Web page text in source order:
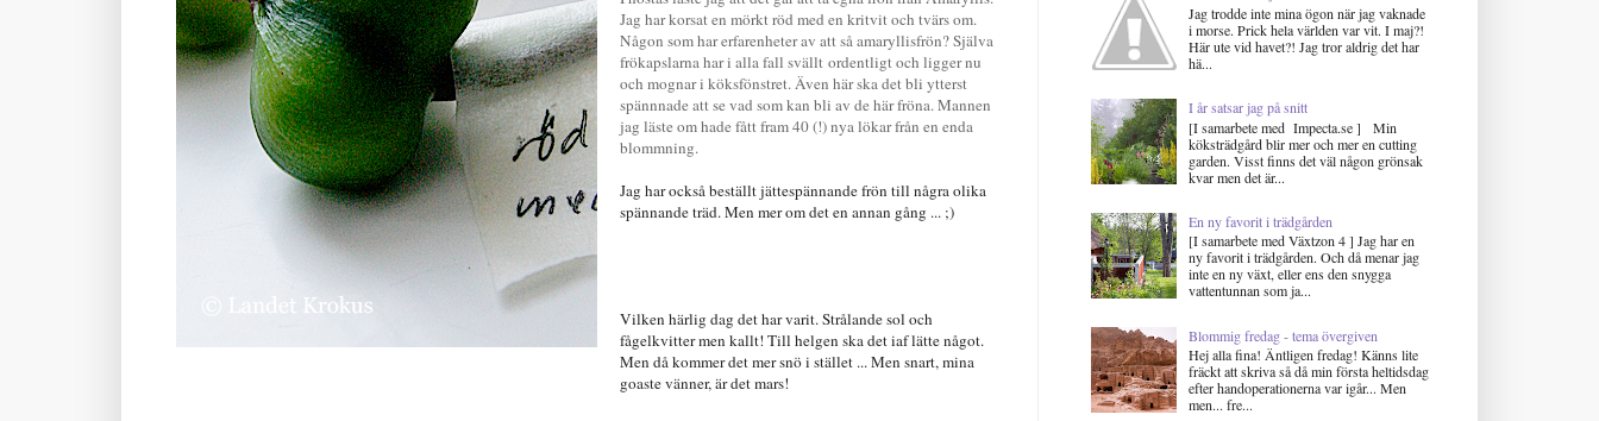
Jag har korsat en mörkt röd med en kritvit och tvärs om.
Någon som har erfarenheter av att så amaryllisfrön? Själva
frökapslarna har i alla fall svällt ordentligt och ligger nu
och mognar i köksfönstret. Även här ska det bli ytterst
spännnade att se vad som kan bli av de här fröna. Mannen
jag läste om hade fått fram 40 (!) nya lökar från en enda
blommning.
Jag har också beställt jättespännande frön till några olika
spännande träd. Men mer om det en annan gång ... ;)
Vilken härlig dag det har varit. Strålande sol och
fågelkvitter men kallt! Till helgen ska det iaf lätte något.
Men då kommer det mer snö i stället ... Men snart, mina
goaste vänner, är det mars!
Jag trodde inte mina ögon när jag vaknade
i morse. Prick hela världen var vit. I maj?!
Här ute vid havet?! Jag tror aldrig det har
hä...
I år satsar jag på snitt
[I samarbete med Impecta.se ] Min
köksträdgård blir mer och mer en cutting
garden. Visst finns det väl någon grönsak
kvar men det är...
En ny favorit i trädgården
[I samarbete med Växtzon 4 ] Jag har en
ny favorit i trädgården. Och då menar jag
inte en ny växt, eller ens den snygga
vattentunnan som ja...
Blommig fredag - tema övergiven
Hej alla fina! Äntligen fredag! Känns lite
fräckt att skriva så då min första heltidsdag
efter handoperationerna var igår... Men
men... fre...